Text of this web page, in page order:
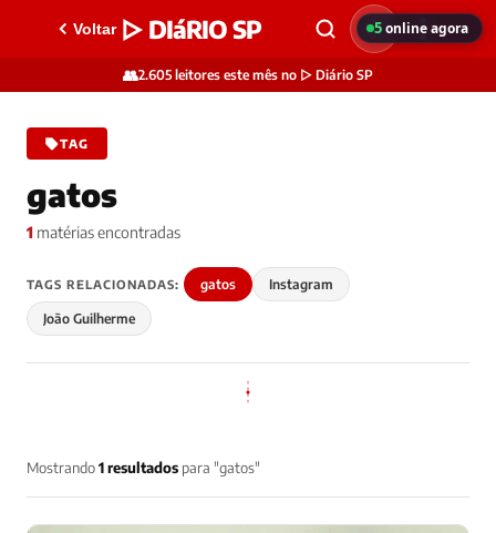
Voltar ▷ DIáRIO SP
👥2.605 leitores este mês no ▷ Diário SP
TAG
gatos
1 matérias encontradas
TAGS RELACIONADAS: gatos Instagram
João Guilherme
Mostrando1 resultados para "gatos"
5online agora